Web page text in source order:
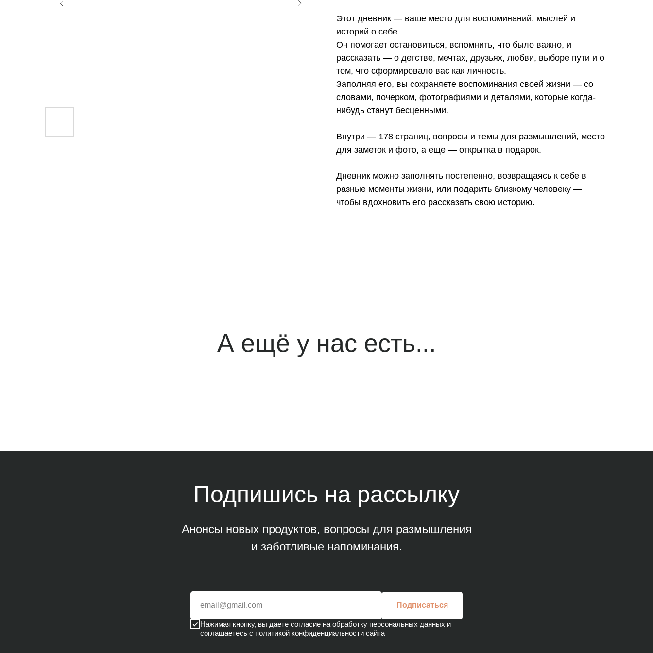
Этот дневник — ваше место для воспоминаний, мыслей и
историй о себе.
Он помогает остановиться, вспомнить, что было важно, и
рассказать — о детстве, мечтах, друзьях, любви, выборе пути и о
том, что сформировало вас как личность.
Заполняя его, вы сохраняете воспоминания своей жизни — со
словами, почерком, фотографиями и деталями, которые когда-
нибудь станут бесценными.
Внутри — 178 страниц, вопросы и темы для размышлений, место
для заметок и фото, а еще — открытка в подарок.
Дневник можно заполнять постепенно, возвращаясь к себе в
разные моменты жизни, или подарить близкому человеку —
чтобы вдохновить его рассказать свою историю.
А ещё у нас есть...
Подпишись на рассылку
Анонсы новых продуктов, вопросы для размышления
и заботливые напоминания.
Нажимая кнопку, вы даете согласие на обработку персональных данных и
соглашаетесь с политикой конфиденциальности сайта
Подписаться